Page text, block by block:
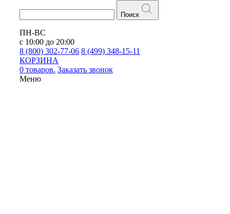
Поиск
ПН-ВС
с 10:00 до 20:00
8 (800) 302-77-06 8 (499) 348-15-11
КОРЗИНА
0 товаров. Заказать звонок
Меню